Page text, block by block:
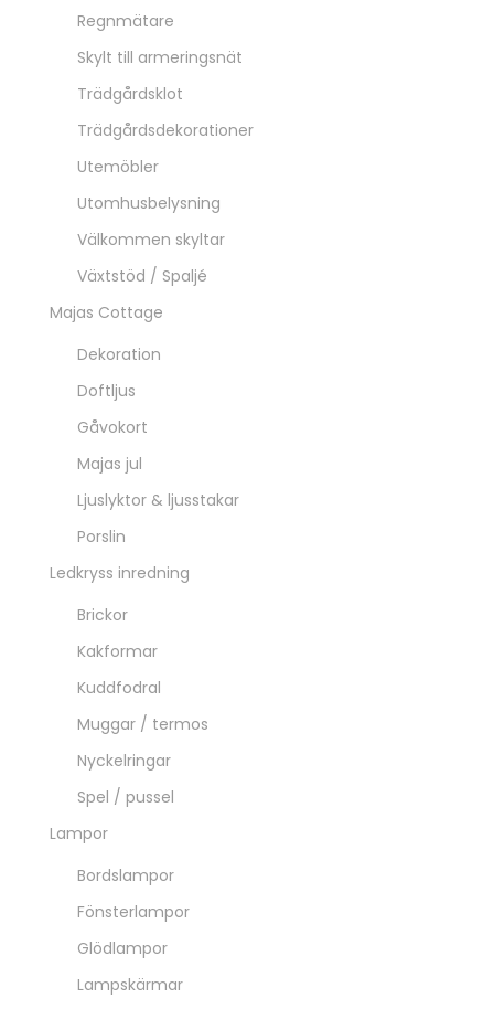
Regnmätare
Skylt till armeringsnät
Trädgårdsklot
Trädgårdsdekorationer
Utemöbler
Utomhusbelysning
Välkommen skyltar
Växtstöd / Spaljé
Majas Cottage
Dekoration
Doftljus
Gåvokort
Majas jul
Ljuslyktor & ljusstakar
Porslin
Ledkryss inredning
Brickor
Kakformar
Kuddfodral
Muggar / termos
Nyckelringar
Spel / pussel
Lampor
Bordslampor
Fönsterlampor
Glödlampor
Lampskärmar